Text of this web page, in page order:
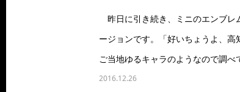
昨日に引き続き、ミニのエンブレ
ージョンです。「好いちょうよ、高
ご当地ゆるキャラのようなので調べ
2016.12.26